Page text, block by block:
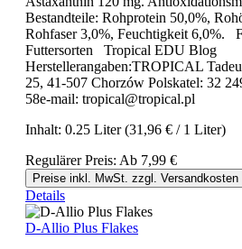
Bestandteile: Rohprotein 50,0%,
Rohfaser 3,0%, Feuchtigkeit 6,0%.
Futtersorten Tropical EDU Blog
Herstellerangaben:TROPICAL
25, 41-507 Chorzów Polskatel: 32
58e-mail: tropical@tropical.pl
Inhalt: 0.25 Liter(31,96 € / 1 Liter)
Regulärer Preis: Ab 7,99 €
Preise inkl. MwSt. zzgl. Versandkosten
Details
D-Allio Plus Flakes